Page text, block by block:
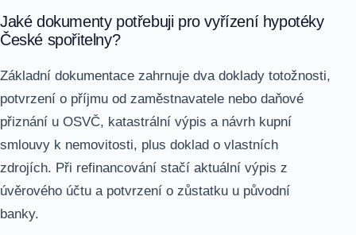
Jaké dokumenty potřebuji pro vyřízení hypotéky
České spořitelny?
Základní dokumentace zahrnuje dva doklady totožnosti,
potvrzení o příjmu od zaměstnavatele nebo daňové
přiznání u OSVČ, katastrální výpis a návrh kupní
smlouvy k nemovitosti, plus doklad o vlastních
zdrojích. Při refinancování stačí aktuální výpis z
úvěrového účtu a potvrzení o zůstatku u původní
banky.